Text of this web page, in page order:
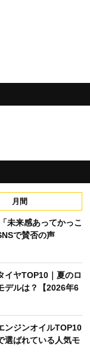
月間
未来感あってかっこ
で賛否の声
イヤTOP10｜夏のロ
デルは？【2026年6
ンジンオイルTOP10
選ばれている人気モ